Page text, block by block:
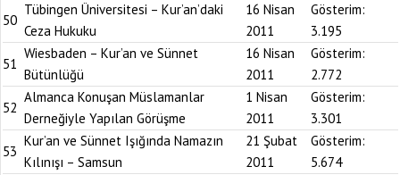
50
Tübingen Üniversitesi – Kur’an’daki
Ceza Hukuku
16 Nisan
2011
Gösterim:
3.195
51
Wiesbaden – Kur’an ve Sünnet
Bütünlüğü
16 Nisan
2011
Gösterim:
2.772
52
Almanca Konuşan Müslamanlar
Derneğiyle Yapılan Görüşme
1 Nisan
2011
Gösterim:
3.301
53
Kur’an ve Sünnet Işığında Namazın
Kılınışı – Samsun
21 Şubat
2011
Gösterim:
5.674